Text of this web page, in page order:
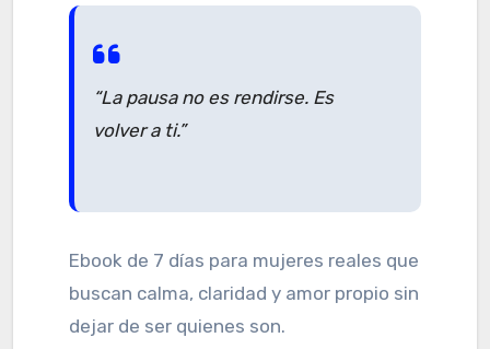
“La pausa no es rendirse. Es
volver a ti.”
Ebook de 7 días para mujeres reales que
buscan calma, claridad y amor propio sin
dejar de ser quienes son.